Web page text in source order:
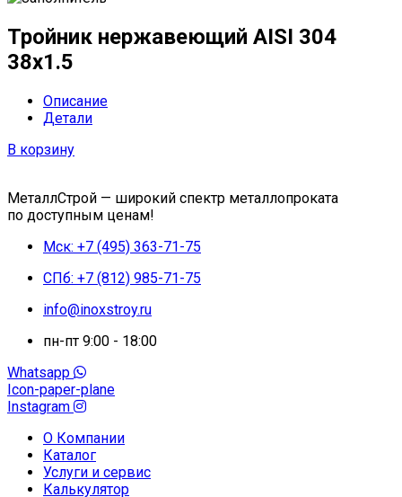
Тройник нержавеющий AISI 304
38х1.5
Описание
Детали
В корзину
МеталлСтрой — широкий спектр металлопроката
по доступным ценам!
Мск: +7 (495) 363-71-75
СПб: +7 (812) 985-71-75
info@inoxstroy.ru
пн-пт 9:00 - 18:00
Whatsapp
Icon-paper-plane
Instagram
О Компании
Каталог
Услуги и сервис
Калькулятор